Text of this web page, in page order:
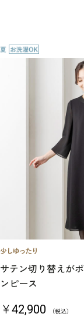
サテン切り替えが
ンピース
￥42,900 （税込）